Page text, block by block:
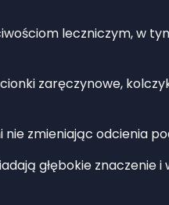
leczniczym, w
zaręczynowe,
zmieniając odcienia
głębokie znaczenie